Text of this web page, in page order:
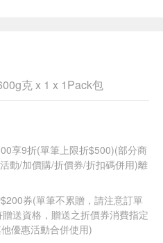
克 x 1 x 1Pack包
享9折(單筆上限折$500)(部分商
動/加價購/折價券/折扣碼併用)離
券(單筆不累贈，請注意訂單
送資格，贈送之折價券消費指定
優惠活動合併使用)